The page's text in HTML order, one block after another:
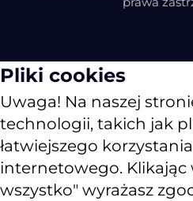
Pliki cookies
Uwaga! Na naszej
technologii, takich jak
łatwiejszego
internetowego. Klikając
wszystko" wyrażasz